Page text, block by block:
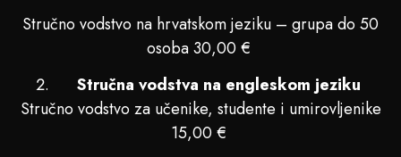
Stručno vodstvo na hrvatskom jeziku – grupa do 50
osoba 30,00 €
Stručna vodstva na engleskom jeziku
Stručno vodstvo za učenike, studente i umirovljenike
15,00 €